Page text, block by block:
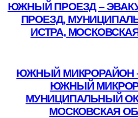
ЮЖНЫЙ ПРОЕЗД –
ПРОЕЗД,
ИСТРА,
ЮЖНЫЙ МИКРОРАЙОН
ЮЖНЫЙ
МУНИЦИПАЛЬНЫЙ
МОСКОВСКАЯ